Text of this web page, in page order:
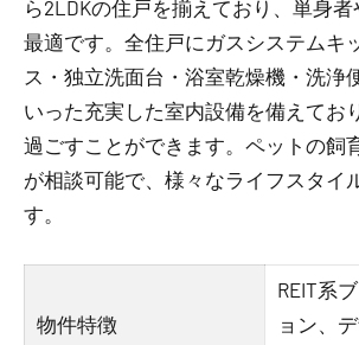
ら2LDKの住戸を揃えており、単身
最適です。全住戸にガスシステムキ
ス・独立洗面台・浴室乾燥機・洗浄
いった充実した室内設備を備えてお
過ごすことができます。ペットの飼
が相談可能で、様々なライフスタイ
す。
物件特徴
REIT系
ョン、